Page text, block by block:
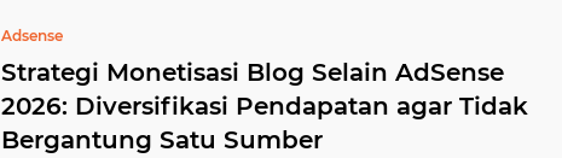
Adsense
Strategi Monetisasi Blog Selain AdSense
2026: Diversifikasi Pendapatan agar Tidak
Bergantung Satu Sumber